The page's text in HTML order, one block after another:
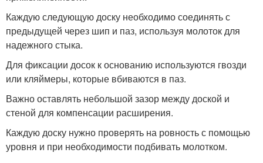
Каждую следующую доску необходимо соединять с
предыдущей через шип и паз, используя молоток для
надежного стыка.
Для фиксации досок к основанию используются гвозди
или кляймеры, которые вбиваются в паз.
Важно оставлять небольшой зазор между доской и
стеной для компенсации расширения.
Каждую доску нужно проверять на ровность с помощью
уровня и при необходимости подбивать молотком.